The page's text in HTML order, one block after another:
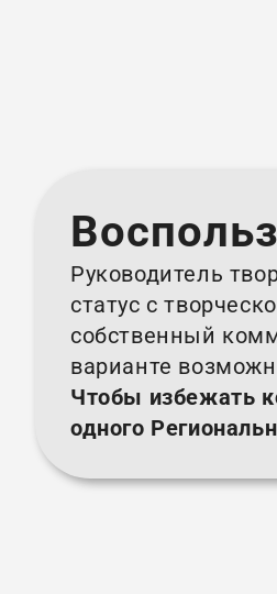
Руководитель
статус с
собственный
варианте
Чтобы избежать
одного